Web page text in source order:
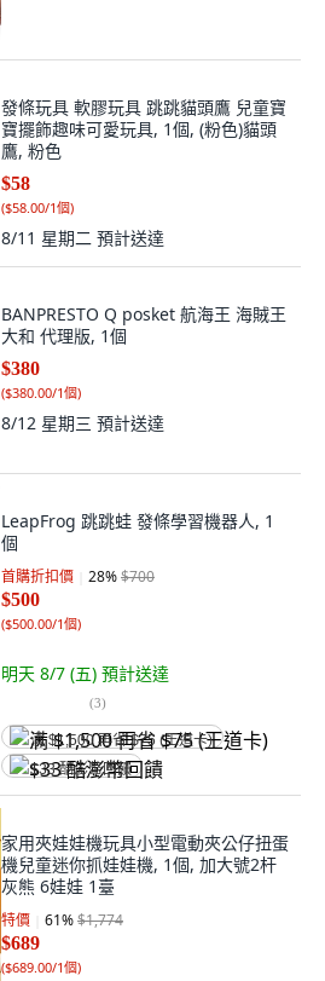
發條玩具 軟膠玩具 跳跳貓頭鷹 兒童寶
寶擺飾趣味可愛玩具, 1個, (粉色)貓頭
鷹, 粉色
$58
($58.00/1個)
8/11 星期二 預計送達
BANPRESTO Q posket 航海王 海賊王
大和 代理版, 1個
$380
($380.00/1個)
8/12 星期三 預計送達
LeapFrog 跳跳蛙 發條學習機器人, 1
個
首購折扣價 28%$700
$500
($500.00/1個)
明天 8/7 (五) 預計送達
(3)
满 $1,500 再省 $75 (王道卡)
$33 酷澎幣回饋
家用夾娃娃機玩具小型電動夾公仔扭蛋
機兒童迷你抓娃娃機, 1個, 加大號2杆
灰熊 6娃娃 1臺
特價 61%$1,774
$689
($689.00/1個)